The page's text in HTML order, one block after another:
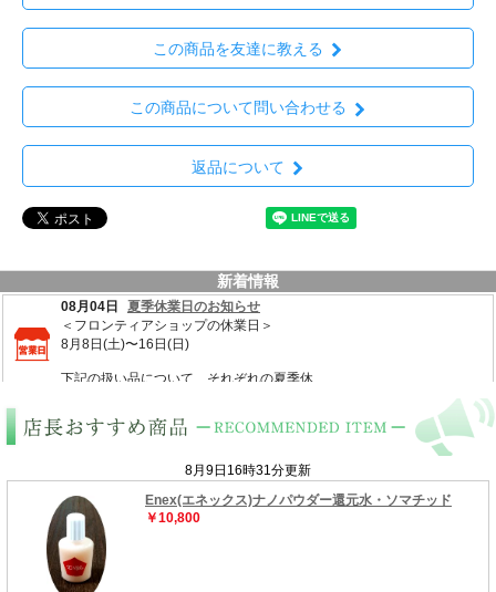
この商品を友達に教える
この商品について問い合わせる
返品について